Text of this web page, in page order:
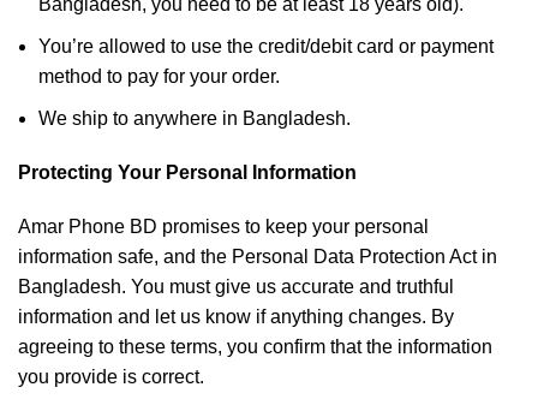
Bangladesh, you need to be at least 18 years old).
You’re allowed to use the credit/debit card or payment
method to pay for your order.
We ship to anywhere in Bangladesh.
Protecting Your Personal Information
Amar Phone BD promises to keep your personal
information safe, and the Personal Data Protection Act in
Bangladesh. You must give us accurate and truthful
information and let us know if anything changes. By
agreeing to these terms, you confirm that the information
you provide is correct.